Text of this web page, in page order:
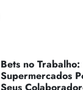
Bets no Trabalho:
Supermercados
Seus